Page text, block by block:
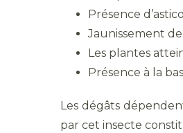
Présence
Jaunissement
Les plantes
Présence à la
Les dégâts
par cet insecte